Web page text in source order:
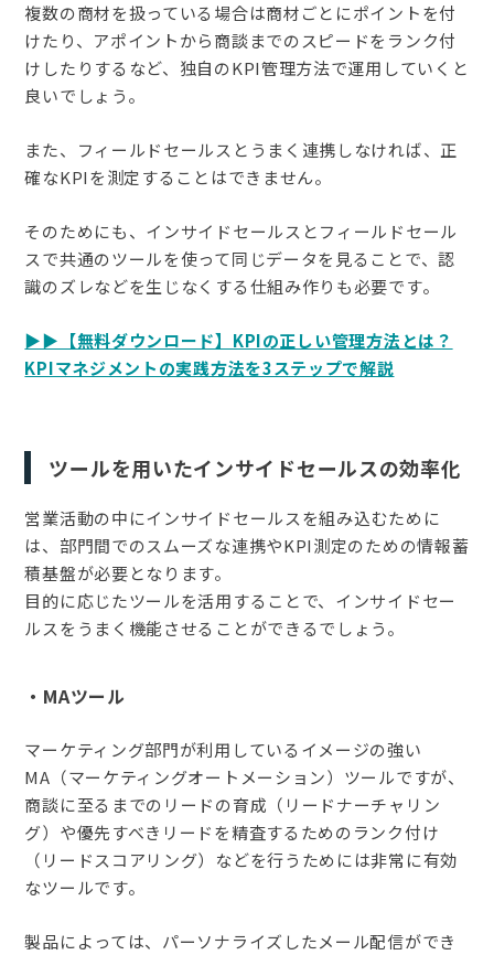
複数の商材を扱っている場合は商材ごとにポイントを付
けたり、アポイントから商談までのスピードをランク付
けしたりするなど、独自のKPI管理方法で運用していくと
良いでしょう。
また、フィールドセールスとうまく連携しなければ、正
確なKPIを測定することはできません。
そのためにも、インサイドセールスとフィールドセール
スで共通のツールを使って同じデータを見ることで、認
識のズレなどを生じなくする仕組み作りも必要です。
▶▶【無料ダウンロード】KPIの正しい管理方法とは？
KPIマネジメントの実践方法を3ステップで解説
ツールを用いたインサイドセールスの効率化
営業活動の中にインサイドセールスを組み込むために
は、部門間でのスムーズな連携やKPI測定のための情報蓄
積基盤が必要となります。
目的に応じたツールを活用することで、インサイドセー
ルスをうまく機能させることができるでしょう。
・MAツール
マーケティング部門が利用しているイメージの強い
MA（マーケティングオートメーション）ツールですが、
商談に至るまでのリードの育成（リードナーチャリン
グ）や優先すべきリードを精査するためのランク付け
（リードスコアリング）などを行うためには非常に有効
なツールです。
製品によっては、パーソナライズしたメール配信ができ